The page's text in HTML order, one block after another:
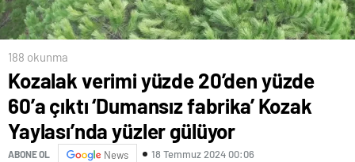
188 okunma
Kozalak verimi yüzde 20’den yüzde
60’a çıktı ‘Dumansız fabrika’ Kozak
Yaylası’nda yüzler gülüyor
ABONE OL News 18 Temmuz 2024 00:06